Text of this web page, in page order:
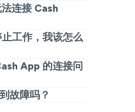
告激增，则 Cash
能性是肯定的。如
您这边的 Cash
连接 Cash
故障，要么是糟
手机上有东西阻止
么 Cash App 不起
App 今天不起作
重启手机并更改网
工作，我该怎么
止是真实的，您主
，不要滥用支付，
，“Cash App 正在
期间出现，但这
App 的连接问
问题，但可以将其
故障吗？